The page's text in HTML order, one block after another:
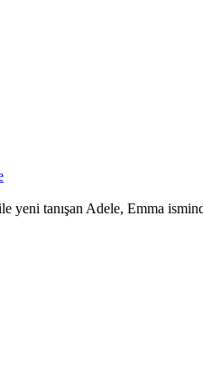
yeni tanışan Adele, Emma